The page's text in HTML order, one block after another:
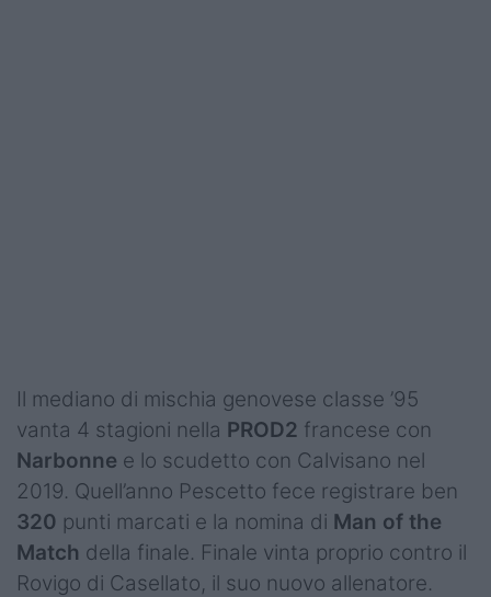
Il mediano di mischia genovese classe ’95
vanta 4 stagioni nella PROD2 francese con
Narbonne e lo scudetto con Calvisano nel
2019. Quell’anno Pescetto fece registrare ben
320 punti marcati e la nomina di Man of the
Match della finale. Finale vinta proprio contro il
Rovigo di Casellato, il suo nuovo allenatore.